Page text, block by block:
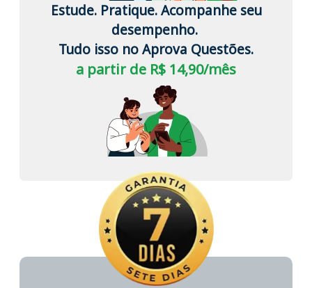
Estude. Pratique. Acompanhe seu
desempenho.
Tudo isso no Aprova Questões.
a partir de R$ 14,90/mês